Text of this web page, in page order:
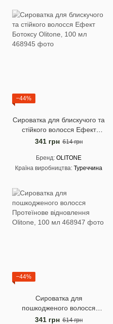
−44%
Сироватка для блискучого та
стійкого волосся Ефект
Ботоксу Olitone, 100 мл
341 грн 614 грн
Бренд OLITONE
Країна виробництва Туреччина
−44%
Сироватка для
пошкодженого волосся
Протеїнове відновлення
341 грн 614 грн